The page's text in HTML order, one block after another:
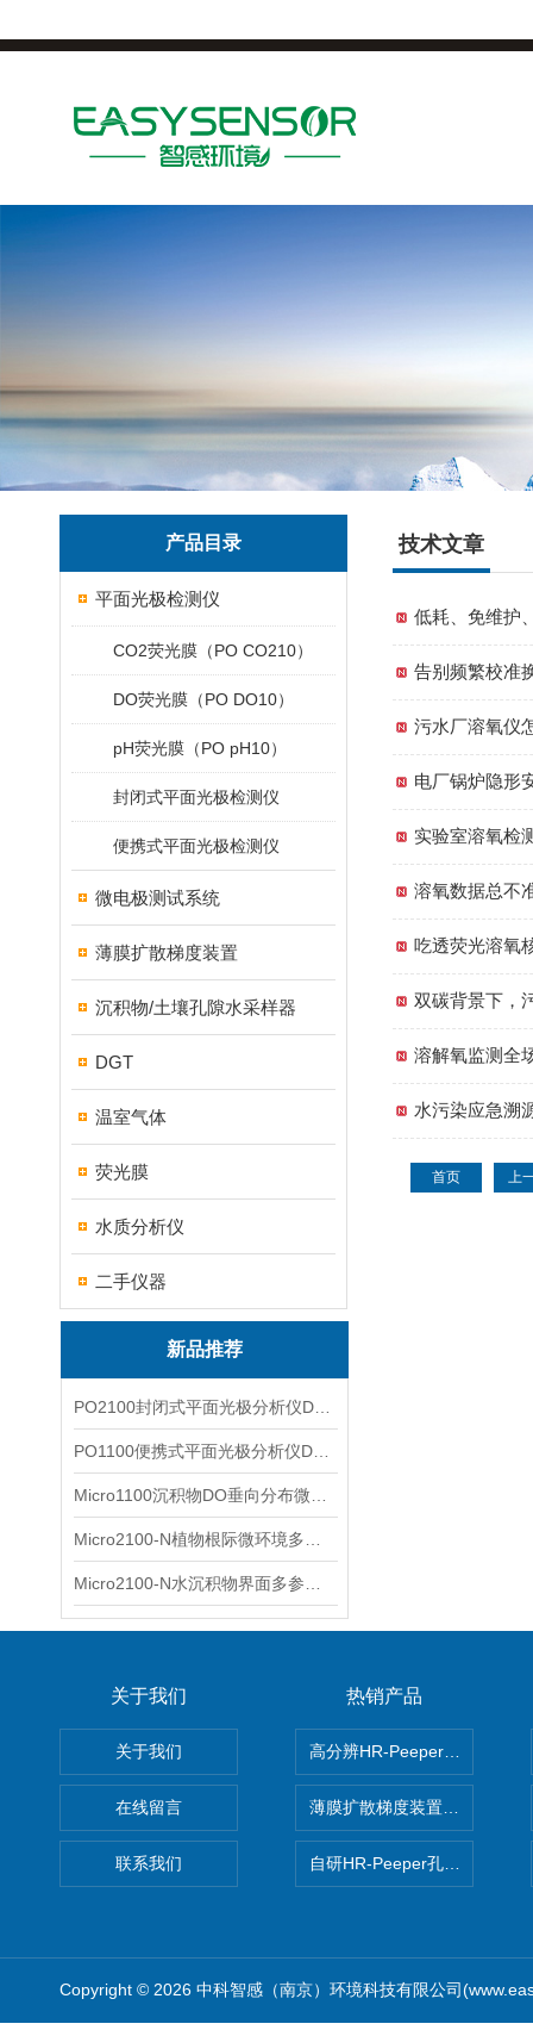
产品目录
平面光极检测仪
CO2荧光膜（PO CO210）
DO荧光膜（PO DO10）
pH荧光膜（PO pH10）
封闭式平面光极检测仪
便携式平面光极检测仪
微电极测试系统
薄膜扩散梯度装置
沉积物/土壤孔隙水采样器
DGT
温室气体
荧光膜
水质分析仪
二手仪器
新品推荐
技术文章
低耗、免维护
告别频繁校准
污水厂溶氧仪
电厂锅炉隐形
实验室溶氧检
溶氧数据总不
吃透荧光溶氧
双碳背景下，
溶解氧监测全
水污染应急溯
首页 上
关于我们
关于我们
在线留言
联系我们
热销产品
高分辨HR-Peeper采样器孔隙
薄膜扩散梯度装置 Agl DGT
自研HR-Peeper孔隙水采样器
Copyright © 2026 中科智感（南京）环境科技有限公司